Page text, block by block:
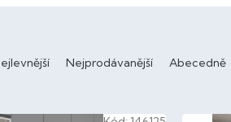
Nejprodávanější Abecedně